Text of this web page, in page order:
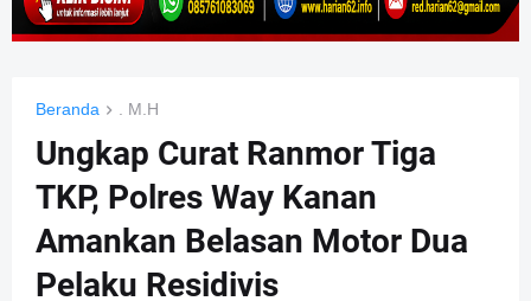
Beranda . M.H
Ungkap Curat Ranmor Tiga
TKP, Polres Way Kanan
Amankan Belasan Motor Dua
Pelaku Residivis